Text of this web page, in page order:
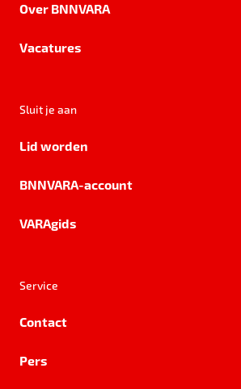
Over BNNVARA
Vacatures
Sluit je aan
Lid worden
BNNVARA-account
VARAgids
Service
Contact
Pers